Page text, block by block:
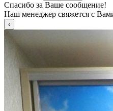
Спасибо за Ваше сообщение!
Наш менеджер свяжется с